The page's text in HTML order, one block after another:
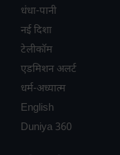
धंधा-पानी
नई दिशा
टेलीकॉम
ए​डमिशन अलर्ट
धर्म-अध्यात्म
English
Duniya 360